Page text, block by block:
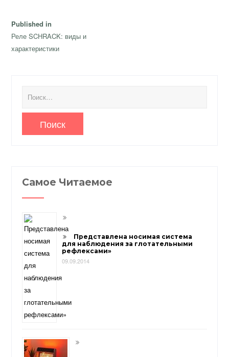
Навигация
по
записям
Published in
Реле SCHRACK: виды и
характеристики
Самое Читаемое
Представлена носимая система
для наблюдения за глотательными
рефлексами»
09.09.2014